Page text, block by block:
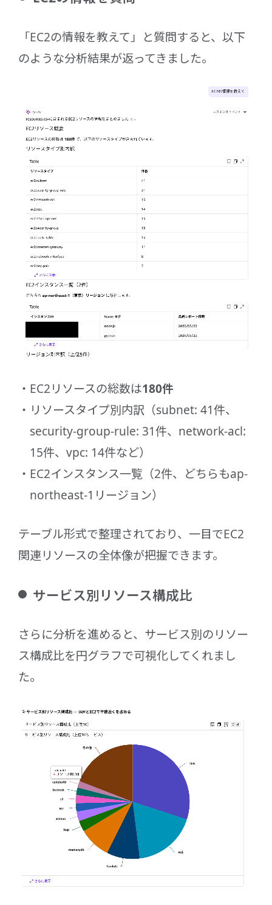
「EC2の情報を教えて」と質問すると、以下
のような分析結果が返ってきました。
EC2リソースの総数は180件
リソースタイプ別内訳（subnet: 41件、
security-group-rule: 31件、network-acl:
15件、vpc: 14件など）
EC2インスタンス一覧（2件、どちらもap-
northeast-1リージョン）
テーブル形式で整理されており、一目でEC2
関連リソースの全体像が把握できます。
サービス別リソース構成比
さらに分析を進めると、サービス別のリソー
ス構成比を円グラフで可視化してくれまし
た。